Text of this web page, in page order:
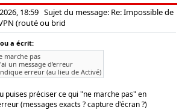
18:59 Sujet du message: Re: Impossible de
(routé ou brid
a écrit:
marche pas
un message d'erreur
erreur (au lieu de Activé)
puises préciser ce qui "ne marche pas" en
(messages exacts ? capture d'écran ?)